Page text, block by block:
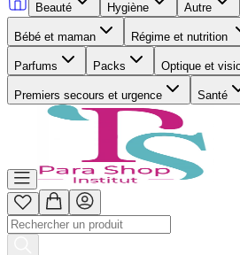
Beauté Hygiène Autre
Bébé et maman Régime et nutrition
Parfums Packs Optique et
Premiers secours et urgence Santé